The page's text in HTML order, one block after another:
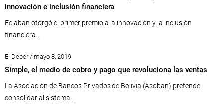
innovación e inclusión financiera
Felaban otorgó el primer premio a la innovación y la inclusión
financiera...
El Deber / mayo 8, 2019
Simple, el medio de cobro y pago que revoluciona las ventas
La Asociación de Bancos Privados de Bolivia (Asoban) pretende
consolidar al sistema...